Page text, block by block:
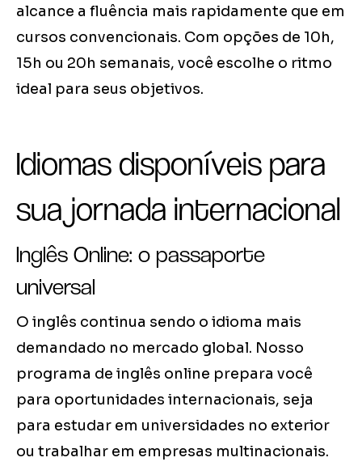
alcance a fluência mais rapidamente que em
cursos convencionais. Com opções de 10h,
15h ou 20h semanais, você escolhe o ritmo
ideal para seus objetivos.
Idiomas disponíveis para
sua jornada internacional
Inglês Online: o passaporte
universal
O inglês continua sendo o idioma mais
demandado no mercado global. Nosso
programa de inglês online prepara você
para oportunidades internacionais, seja
para estudar em universidades no exterior
ou trabalhar em empresas multinacionais.